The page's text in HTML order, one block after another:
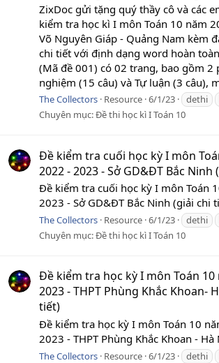
ZixDoc gửi tặng quý thầy cô và các
kiểm tra học kì I môn Toán 10 năm
Võ Nguyên Giáp - Quảng Nam kèm
chi tiết với định dạng word hoàn
(Mã đề 001) có 02 trang, bao gồm 2
nghiệm (15 câu) và Tự luận (3 câu),
The Collectors Resource 6/1/23 dethi
Chuyên mục:Đề thi học kì I Toán 10
Đề kiểm tra cuối học kỳ I môn
2022 - 2023 - Sở GD&ĐT Bắc Ninh
Đề kiểm tra cuối học kỳ I môn Toán
2023 - Sở GD&ĐT Bắc Ninh (giải chi
The Collectors Resource 6/1/23 dethi
Chuyên mục:Đề thi học kì I Toán 10
Đề kiểm tra học kỳ I môn Toán 10
2023 - THPT Phùng Khắc Khoan-
tiết)
Đề kiểm tra học kỳ I môn Toán 10
2023 - THPT Phùng Khắc Khoan -
The Collectors Resource 6/1/23 dethi